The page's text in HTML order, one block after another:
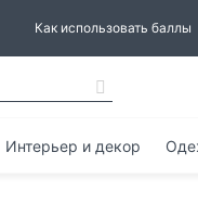
Как использовать баллы
Интерьер и декор